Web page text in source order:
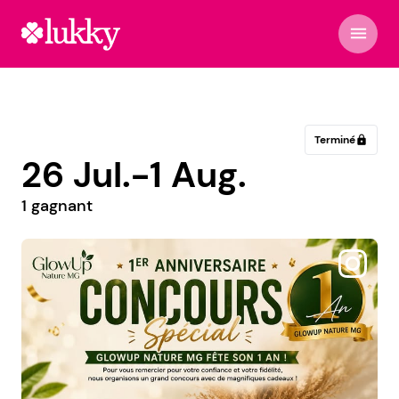
menu
Terminélock
26 Jul.-1 Aug.
1 gagnant
@nutricardavalos